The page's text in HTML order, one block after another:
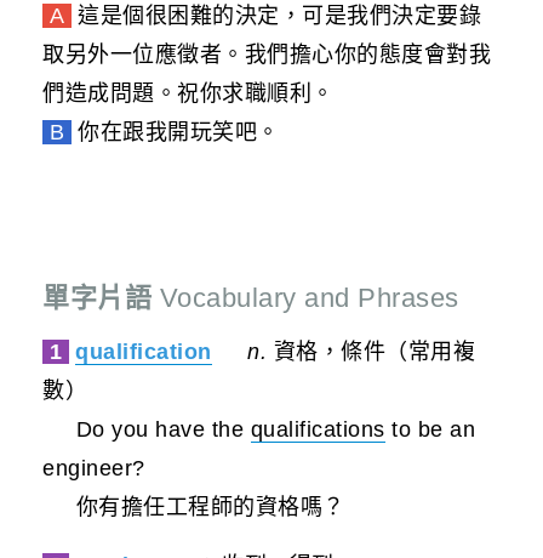
A 這是個很困難的決定，可是我們決定要錄
取另外一位應徵者。我們擔心你的態度會對我
們造成問題。祝你求職順利。
B 你在跟我開玩笑吧。
單字片語 Vocabulary and Phrases
1 qualification n. 資格，條件（常用複
數）
Do you have the qualifications to be an
engineer?
你有擔任工程師的資格嗎？